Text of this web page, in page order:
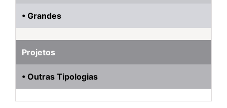
• Grandes
Projetos
• Outras Tipologias